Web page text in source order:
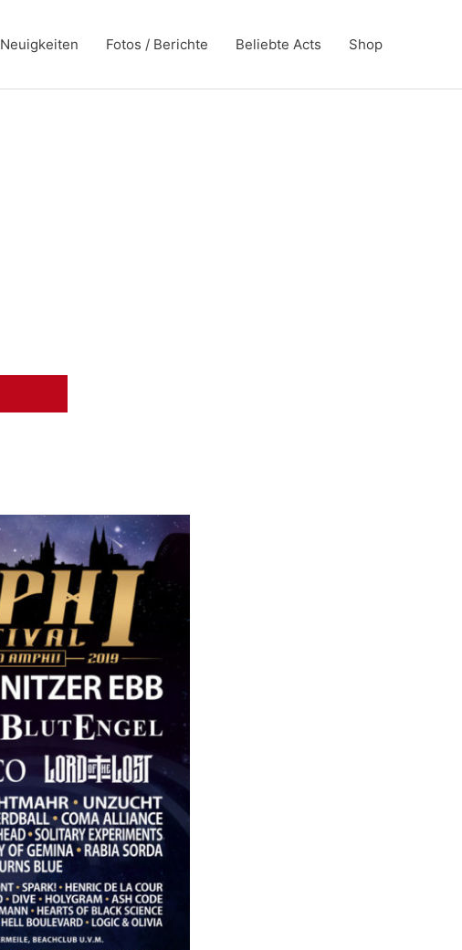
Neuigkeiten Fotos / Berichte Beliebte Acts Shop